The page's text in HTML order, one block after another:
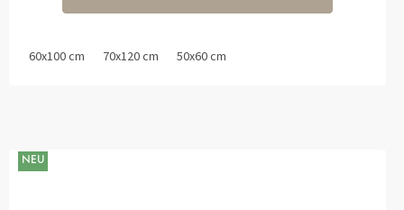
60x100 cm 70x120 cm 50x60 cm
NEU